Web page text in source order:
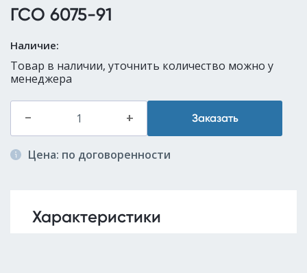
ГСО 6075-91
Наличие:
Товар в наличии, уточнить количество можно у
менеджера
– + Заказать
Цена: по договоренности
Характеристики